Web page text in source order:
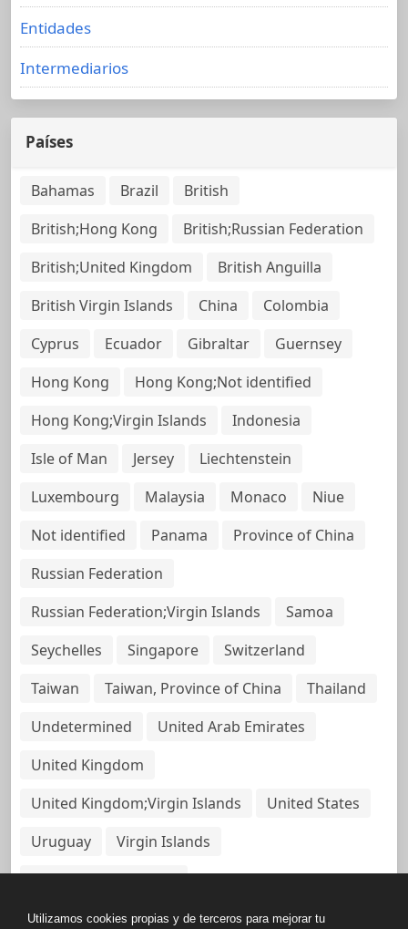
Entidades
Intermediarios
Países
Bahamas Brazil
British
British;Hong Kong
British;Russian Federation
British;United Kingdom
British Anguilla
British Virgin Islands
China
Colombia
Cyprus
Ecuador Gibraltar
Guernsey
Hong Kong
Hong Kong;Not identified
Hong Kong;Virgin Islands
Indonesia
Isle of Man
Jersey
Liechtenstein
Luxembourg
Malaysia Monaco
Niue
Not identified
Panama
Province of China
Russian Federation
Russian Federation;Virgin Islands
Samoa
Seychelles
Singapore
Switzerland
Taiwan
Taiwan, Province of China
Thailand
Undetermined
United Arab Emirates
United Kingdom
United Kingdom;Virgin Islands
United States
Uruguay
Virgin Islands
Virgin Islands, British
Utilizamos cookies propias y de terceros para mejorar tu